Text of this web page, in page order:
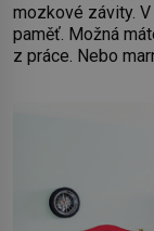
mozkové závity.
paměť. Možná
z práce. Nebo